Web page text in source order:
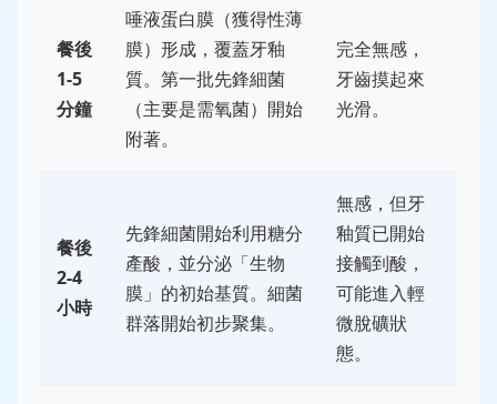
餐後
1-5
分鐘
唾液蛋白膜（獲得性薄
膜）形成，覆蓋牙釉
質。第一批先鋒細菌
（主要是需氧菌）開始
附著。
完全無感，
牙齒摸起來
光滑。
餐後
2-4
小時
先鋒細菌開始利用糖分
產酸，並分泌「生物
膜」的初始基質。細菌
群落開始初步聚集。
無感，但牙
釉質已開始
接觸到酸，
可能進入輕
微脫礦狀
態。